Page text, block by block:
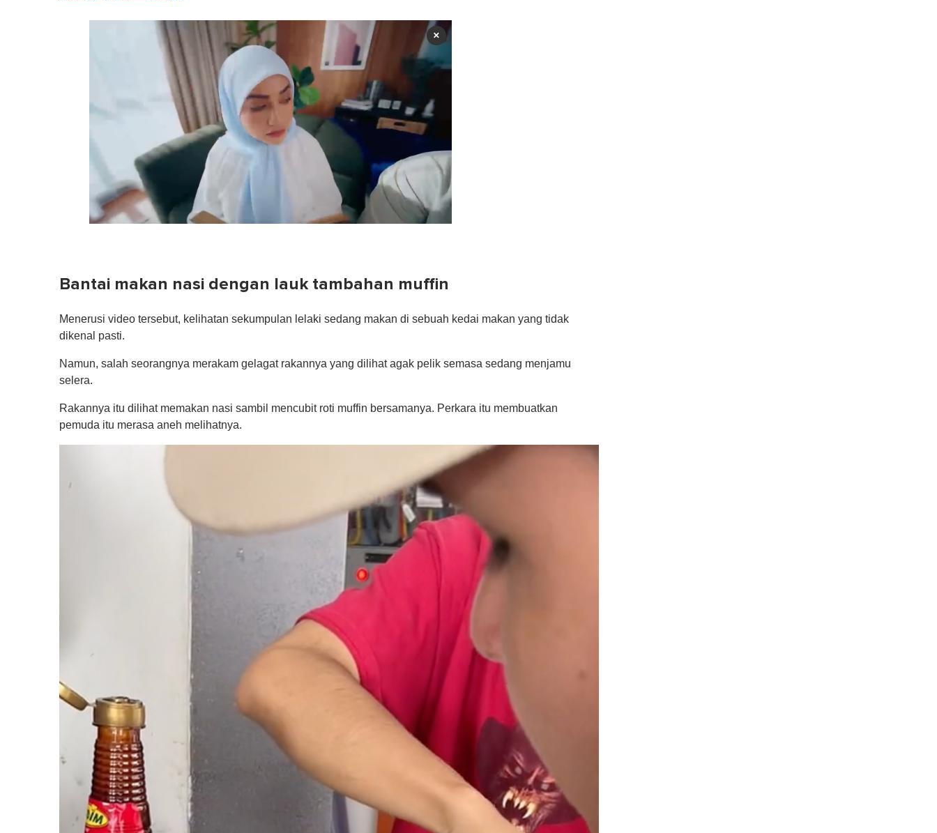
×
0%
Bantai makan nasi dengan lauk tambahan muffin
Menerusi video tersebut, kelihatan sekumpulan lelaki sedang makan di sebuah kedai makan yang tidak
dikenal pasti.
Namun, salah seorangnya merakam gelagat rakannya yang dilihat agak pelik semasa sedang menjamu
selera.
Rakannya itu dilihat memakan nasi sambil mencubit roti muffin bersamanya. Perkara itu membuatkan
pemuda itu merasa aneh melihatnya.